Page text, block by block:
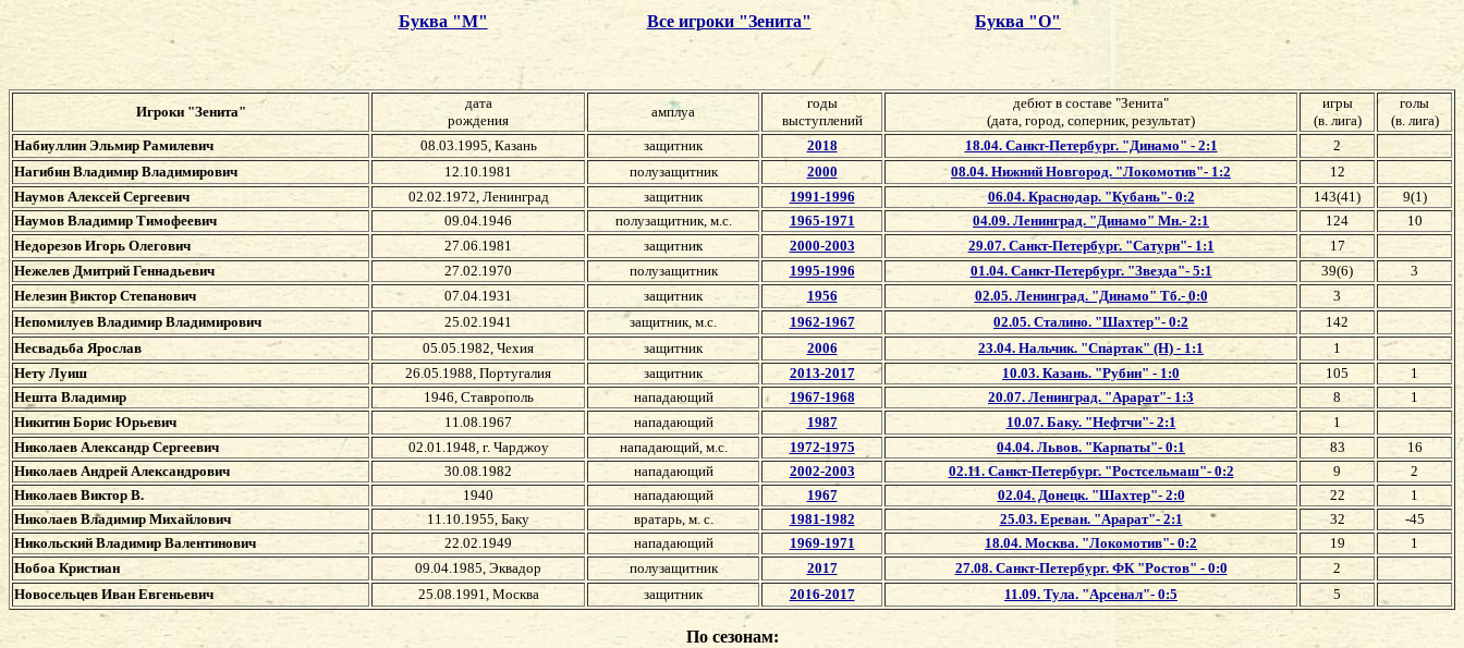
Буква "М" Все игроки "Зенита" Буква "О"
Игроки "Зенита"
дата
рождения
амплуа
годы
выступлений
дебют в составе "Зенита"
(дата, город, соперник, результат)
игры
(в. лига)
голы
(в. лига)
Набиуллин Эльмир Рамилевич
08.03.1995, Казань защитник 2018 18.04. Санкт-Петербург. "Динамо" - 2:1
2
Нагибин Владимир Владимирович
12.10.1981 полузащитник 2000 08.04. Нижний Новгород. "Локомотив"- 1:2
12
Наумов Алексей Сергеевич
02.02.1972, Ленинград защитник 1991-1996 06.04. Краснодар. "Кубань"- 0:2 143(41)
9(1)
Наумов Владимир Тимофеевич
09.04.1946 полузащитник, м.с. 1965-1971 04.09. Ленинград. "Динамо" Мн.- 2:1 124
10
Недорезов Игорь Олегович
27.06.1981 защитник 2000-2003 29.07. Санкт-Петербург. "Сатурн"- 1:1
17
Нежелев Дмитрий Геннадьевич
27.02.1970 полузащитник 1995-1996 01.04. Санкт-Петербург. "Звезда"- 5:1 39(6)
3
Нелезин Виктор Степанович
07.04.1931 защитник 1956 02.05. Ленинград. "Динамо" Тб.- 0:0
3
Непомилуев Владимир Владимирович
25.02.1941 защитник, м.с. 1962-1967 02.05. Сталино. "Шахтер"- 0:2
142
Несвадьба Ярослав
05.05.1982, Чехия защитник 2006 23.04. Нальчик. "Спартак" (Н) - 1:1
1
Нету Луиш
26.05.1988, Португалия защитник 2013-2017 10.03. Казань. "Рубин" - 1:0 105
1
Нешта Владимир
1946, Ставрополь нападающий 1967-1968 20.07. Ленинград. "Арарат"- 1:3 8
1
Никитин Борис Юрьевич
11.08.1967 нападающий 1987 10.07. Баку. "Нефтчи"- 2:1
1
Николаев Александр Сергеевич
02.01.1948, г. Чарджоу нападающий, м.с. 1972-1975 04.04. Львов. "Карпаты"- 0:1 83
16
Николаев Андрей Александрович
30.08.1982 нападающий 2002-2003 02.11. Санкт-Петербург. "Ростсельмаш"- 0:2 9
2
Николаев Виктор В.
1940 нападающий 1967 02.04. Донецк. "Шахтер"- 2:0 22
1
Николаев Владимир Михайлович
11.10.1955, Баку вратарь, м. с. 1981-1982 25.03. Ереван. "Арарат"- 2:1 32
-45
Никольский Владимир Валентинович
22.02.1949 нападающий 1969-1971 18.04. Москва. "Локомотив"- 0:2 19
1
Нобоа Кристиан
09.04.1985, Эквадор полузащитник 2017 27.08. Санкт-Петербург. ФК "Ростов" - 0:0
2
Новосельцев Иван Евгеньевич
25.08.1991, Москва защитник 2016-2017 11.09. Тула. "Арсенал"- 0:5 5
По сезонам: